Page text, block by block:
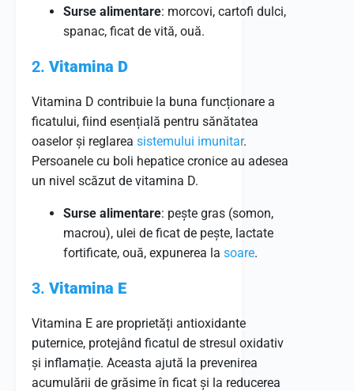
Surse alimentare: morcovi, cartofi dulci,
spanac, ficat de vită, ouă.
2. Vitamina D
Vitamina D contribuie la buna funcționare a
ficatului, fiind esențială pentru sănătatea
oaselor și reglarea sistemului imunitar.
Persoanele cu boli hepatice cronice au adesea
un nivel scăzut de vitamina D.
Surse alimentare: pește gras (somon,
macrou), ulei de ficat de pește, lactate
fortificate, ouă, expunerea la soare.
3. Vitamina E
Vitamina E are proprietăți antioxidante
puternice, protejând ficatul de stresul oxidativ
și inflamație. Aceasta ajută la prevenirea
acumulării de grăsime în ficat și la reducerea